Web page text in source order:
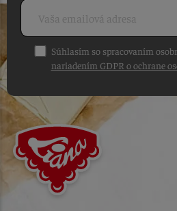
Súhlasím so spracovaním
nariadením GDPR o ochrane